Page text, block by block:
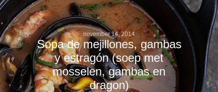
november 14, 2014
Sopa de mejillones, gambas
y estragón (soep met
mosselen, gambas en
dragon)